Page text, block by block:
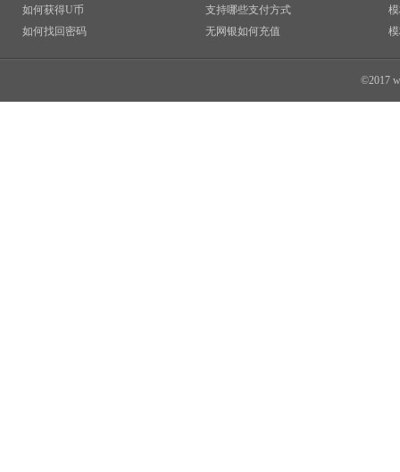
如何获得U币
如何找回密码
支持哪些支付方式
无网银如何充值
©2017